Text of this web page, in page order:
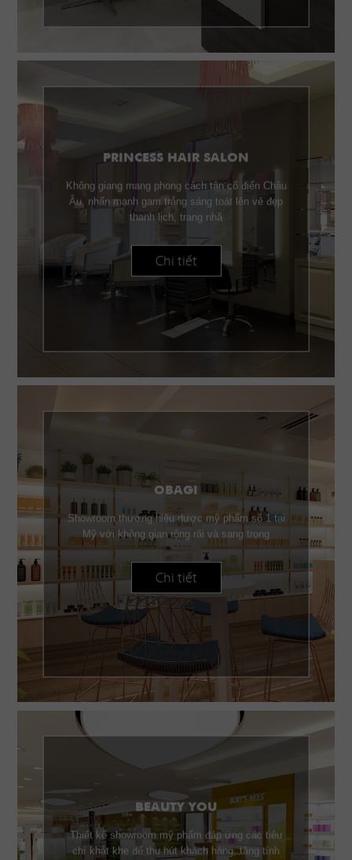
PRINCESS HAIR SALON
Không giang mang phong cách tân cổ điển Châu
Âu, nhấn mạnh gam trắng sáng toát lên vẻ đẹp
thanh lịch, trang nhã
Chi tiết
OBAGI
Showroom thương hiệu dược mỹ phẩm số 1 tại
Mỹ với không gian rộng rãi và sang trọng
Chi tiết
BEAUTY YOU
Thiết kế showroom mỹ phẩm đáp ứng các tiêu
chí khắt khe để thu hút khách hàng, tăng tính